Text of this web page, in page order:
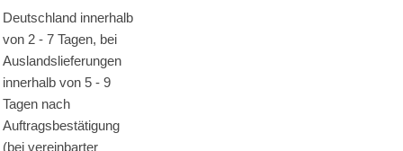
Deutschland innerhalb
von 2 - 7 Tagen, bei
Auslandslieferungen
innerhalb von 5 - 9
Tagen nach
Auftragsbestätigung
(bei vereinbarter